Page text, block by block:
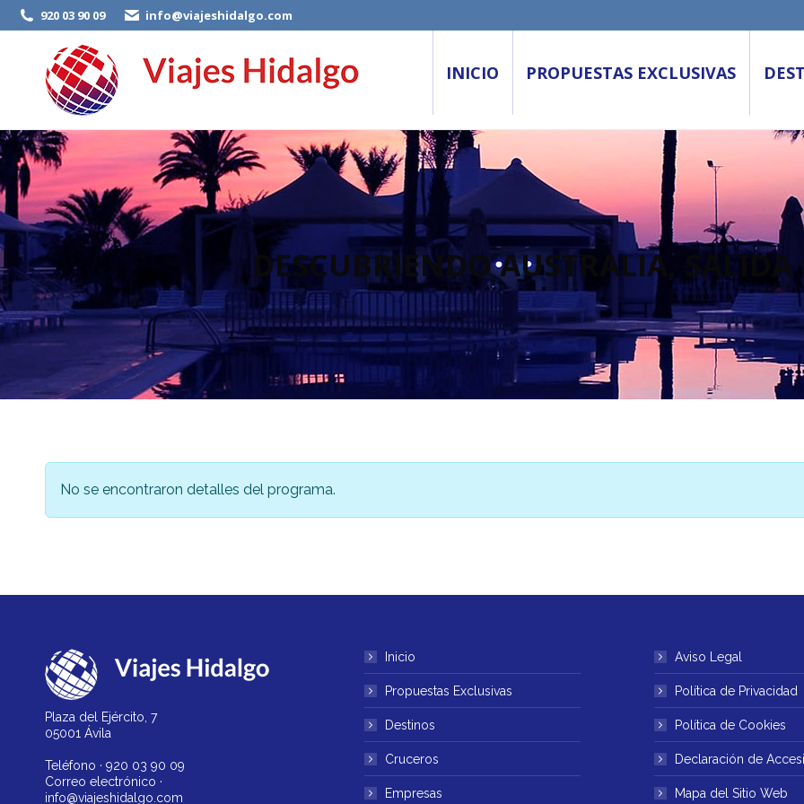
920 03 90 09 info@viajeshidalgo.com
INICIO PROPUESTAS EXCLUSIVAS
DESCUBRIENDO AUSTRALIA,
No se encontraron detalles del programa.
Plaza del Ejército, 7
05001 Ávila
Teléfono · 920 03 90 09
Correo electrónico ·
info@viajeshidalgo.com
Inicio
Propuestas Exclusivas
Destinos
Cruceros
Empresas
Aviso Legal
Política de Privacidad
Política de Cookies
Declaración de
Mapa del Sitio Web